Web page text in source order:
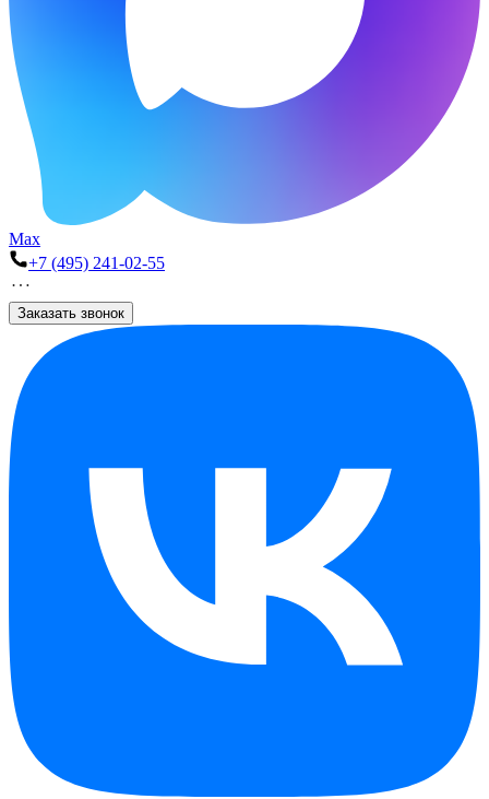
Max
+7 (495) 241-02-55
Заказать звонок